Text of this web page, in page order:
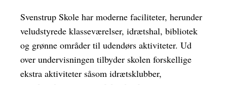
Svenstrup Skole har moderne faciliteter, herunder
veludstyrede klasseværelser, idrætshal, bibliotek
og grønne områder til udendørs aktiviteter. Ud
over undervisningen tilbyder skolen forskellige
ekstra aktiviteter såsom idrætsklubber,